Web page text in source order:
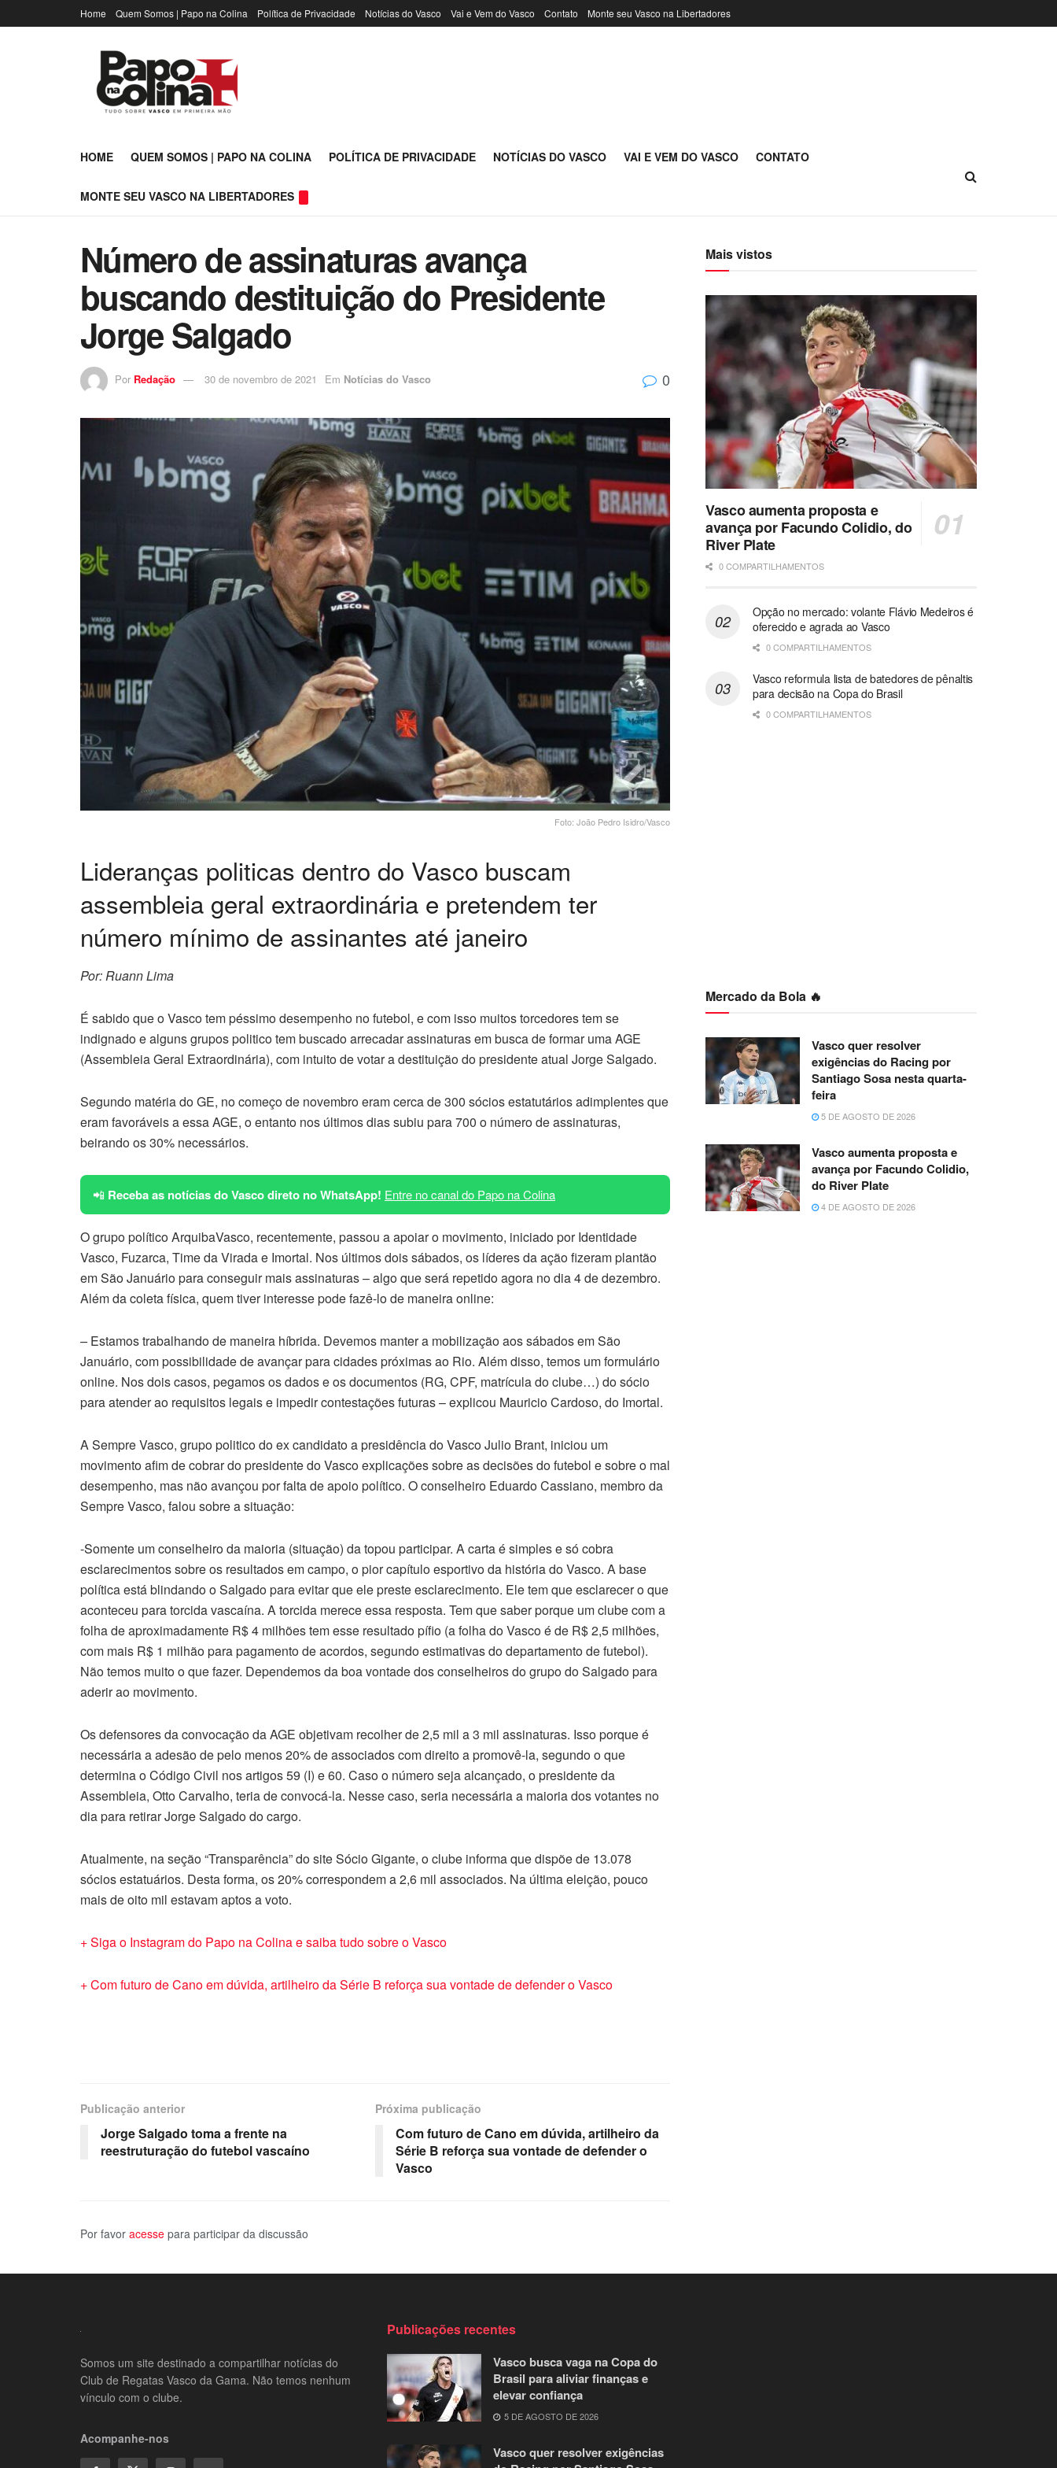
Home Quem Somos | Papo na Colina Política de Privacidade Notícias do Vasco Vai e Vem do Vasco Contato Monte seu Vasco na Libertadores
HOME QUEM SOMOS | PAPO NA COLINA POLÍTICA DE PRIVACIDADE NOTÍCIAS DO VASCO VAI E VEM DO VASCO CONTATO
MONTE SEU VASCO NA LIBERTADORES
Número de assinaturas avança
buscando destituição do Presidente
Jorge Salgado
Por Redação 30 de novembro de 2021 Em Notícias do Vasco 0
Foto: João Pedro Isidro/Vasco
Lideranças politicas dentro do Vasco buscam
assembleia geral extraordinária e pretendem ter
número mínimo de assinantes até janeiro
Por: Ruann Lima
É sabido que o Vasco tem péssimo desempenho no futebol, e com isso muitos torcedores tem se
indignado e alguns grupos politico tem buscado arrecadar assinaturas em busca de formar uma AGE
(Assembleia Geral Extraordinária), com intuito de votar a destituição do presidente atual Jorge Salgado.
Segundo matéria do GE, no começo de novembro eram cerca de 300 sócios estatutários adimplentes que
eram favoráveis a essa AGE, o entanto nos últimos dias subiu para 700 o número de assinaturas,
beirando os 30% necessários.
📲 Receba as notícias do Vasco direto no WhatsApp! Entre no canal do Papo na Colina
O grupo político ArquibaVasco, recentemente, passou a apoiar o movimento, iniciado por Identidade
Vasco, Fuzarca, Time da Virada e Imortal. Nos últimos dois sábados, os líderes da ação fizeram plantão
em São Januário para conseguir mais assinaturas – algo que será repetido agora no dia 4 de dezembro.
Além da coleta física, quem tiver interesse pode fazê-lo de maneira online:
–Estamos trabalhando de maneira híbrida. Devemos manter a mobilização aos sábados em São
Januário, com possibilidade de avançar para cidades próximas ao Rio. Além disso, temos um formulário
online. Nos dois casos, pegamos os dados e os documentos (RG, CPF, matrícula do clube…) do sócio
para atender ao requisitos legais e impedir contestações futuras – explicou Mauricio Cardoso, do Imortal.
A Sempre Vasco, grupo politico do ex candidato a presidência do Vasco Julio Brant, iniciou um
movimento afim de cobrar do presidente do Vasco explicações sobre as decisões do futebol e sobre o mal
desempenho, mas não avançou por falta de apoio político. O conselheiro Eduardo Cassiano, membro da
Sempre Vasco, falou sobre a situação:
-Somente um conselheiro da maioria (situação) da topou participar. A carta é simples e só cobra
esclarecimentos sobre os resultados em campo, o pior capítulo esportivo da história do Vasco. A base
política está blindando o Salgado para evitar que ele preste esclarecimento. Ele tem que esclarecer o que
aconteceu para torcida vascaína. A torcida merece essa resposta. Tem que saber porque um clube com a
folha de aproximadamente R$ 4 milhões tem esse resultado pífio (a folha do Vasco é de R$ 2,5 milhões,
com mais R$ 1 milhão para pagamento de acordos, segundo estimativas do departamento de futebol).
Não temos muito o que fazer. Dependemos da boa vontade dos conselheiros do grupo do Salgado para
aderir ao movimento.
Os defensores da convocação da AGE objetivam recolher de 2,5 mil a 3 mil assinaturas. Isso porque é
necessária a adesão de pelo menos 20% de associados com direito a promovê-la, segundo o que
determina o Código Civil nos artigos 59 (I) e 60. Caso o número seja alcançado, o presidente da
Assembleia, Otto Carvalho, teria de convocá-la. Nesse caso, seria necessária a maioria dos votantes no
dia para retirar Jorge Salgado do cargo.
Atualmente, na seção “Transparência” do site Sócio Gigante, o clube informa que dispõe de 13.078
sócios estatuários. Desta forma, os 20% correspondem a 2,6 mil associados. Na última eleição, pouco
mais de oito mil estavam aptos a voto.
+ Siga o Instagram do Papo na Colina e saiba tudo sobre o Vasco
+ Com futuro de Cano em dúvida, artilheiro da Série B reforça sua vontade de defender o Vasco
Publicação anterior
Jorge Salgado toma a frente na
reestruturação do futebol vascaíno
Próxima publicação
Com futuro de Cano em dúvida, artilheiro da
Série B reforça sua vontade de defender o
Vasco
Por favor acesse para participar da discussão
Mais vistos
Vasco aumenta proposta e
avança por Facundo Colidio, do
River Plate
0 COMPARTILHAMENTOS
Opção no mercado: volante Flávio Medeiros é
oferecido e agrada ao Vasco
0 COMPARTILHAMENTOS
Vasco reformula lista de batedores de pênaltis
para decisão na Copa do Brasil
0 COMPARTILHAMENTOS
Mercado da Bola 🔥
Vasco quer resolver
exigências do Racing por
Santiago Sosa nesta quarta-
feira
5 DE AGOSTO DE 2026
Vasco aumenta proposta e
avança por Facundo Colidio,
do River Plate
4 DE AGOSTO DE 2026
Somos um site destinado a compartilhar notícias do
Club de Regatas Vasco da Gama. Não temos nenhum
vínculo com o clube.
Acompanhe-nos
Publicações recentes
Vasco busca vaga na Copa do
Brasil para aliviar finanças e
elevar confiança
5 DE AGOSTO DE 2026
Vasco quer resolver exigências